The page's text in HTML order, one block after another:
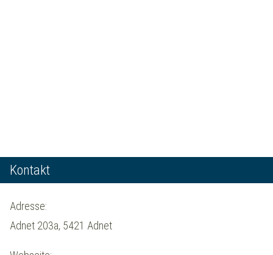
Kontakt
Adresse:
Adnet 203a, 5421 Adnet